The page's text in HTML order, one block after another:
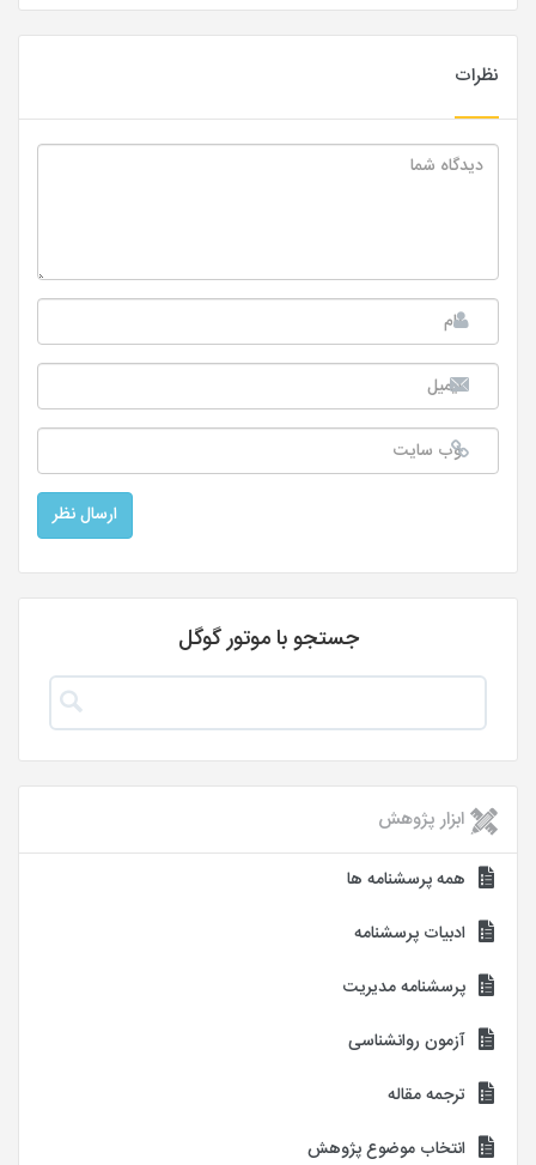
نظرات
جستجو با موتور گوگل
ابزار پژوهش
همه پرسشنامه ها
ادبیات پرسشنامه
پرسشنامه مدیریت
آزمون روانشناسی
ترجمه مقاله
انتخاب موضوع پژوهش